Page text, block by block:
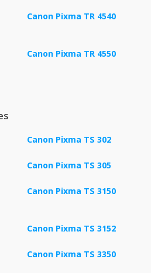
Canon Pixma TR 4540
Canon Pixma TR 4550
Canon Pixma TS 302
Canon Pixma TS 305
Canon Pixma TS 3150
Canon Pixma TS 3152
Canon Pixma TS 3350